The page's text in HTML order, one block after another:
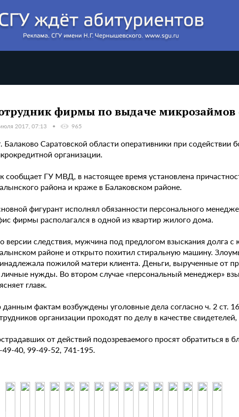
фирмы по выдаче микрозаймов
2017, 07:13 965
Балаково Саратовской области оперативники при
организации.
сообщает ГУ МВД, в настоящее время установлена
района и краже в Балаковском районе.
фигурант исполнял обязанности персонального
фирмы располагался в одной из квартир жилого дома.
версии следствия, мужчина под предлогом взыскания долга
районе и открыто похитил стиральную машину.
пожилой матери клиента. Деньги, вырученные от
нужды. Во втором случае «персональный менеджер»
главк.
фактам возбуждены уголовные дела согласно ч. 2 ст.
организации проходят по делу в качестве
от действий подозреваемого просят обратиться
49-40, 99-49-52, 741-195.